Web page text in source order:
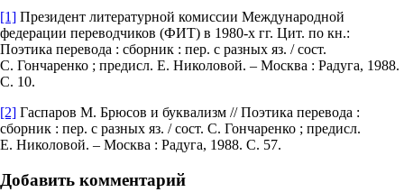
[1] Президент литературной комиссии Международной
федерации переводчиков (ФИТ) в 1980-х гг. Цит. по кн.:
Поэтика перевода : сборник : пер. с разных яз. / сост.
С. Гончаренко ; предисл. Е. Николовой. – Москва : Радуга, 1988.
С. 10.
[2] Гаспаров М. Брюсов и буквализм // Поэтика перевода :
сборник : пер. с разных яз. / сост. С. Гончаренко ; предисл.
Е. Николовой. – Москва : Радуга, 1988. С. 57.
Добавить комментарий